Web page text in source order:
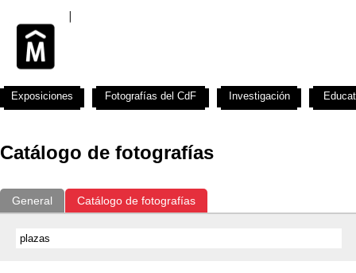
Catálogo de fotografías
General Catálogo de fotografías
Exposiciones Fotografías del CdF Investigación